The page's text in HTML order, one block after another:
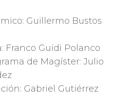
Guillermo Bustos
Franco Guidi Polanco
de Magíster: Julio
Gabriel Gutiérrez